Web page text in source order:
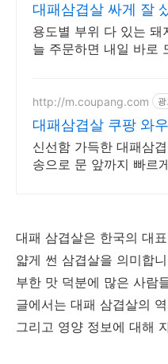
대패삼겹살 싸게 잘
자 전용 특가
용도별 부위 다 있는 돼
늘 주문하면 내일 바로
http://m.coupang.com
대패삼겹살 쿠팡 와
제한 무료배송
신선함 가득한 대패삼
송으로 문 앞까지 빠르
대패 삼겹살은 한국의 대
얇게 썬 삼겹살을 의미합
부한 맛 덕분에 많은 사람
글에서는 대패 삼겹살의
그리고 영양 정보에 대해